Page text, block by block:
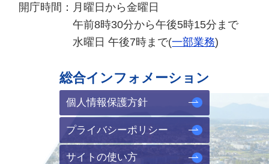
開庁時間： 月曜日から金曜日
午前8時30分から午後5時15分まで
水曜日 午後7時まで(一部業務)
総合インフォメーション
個人情報保護方針
プライバシーポリシー
サイトの使い方